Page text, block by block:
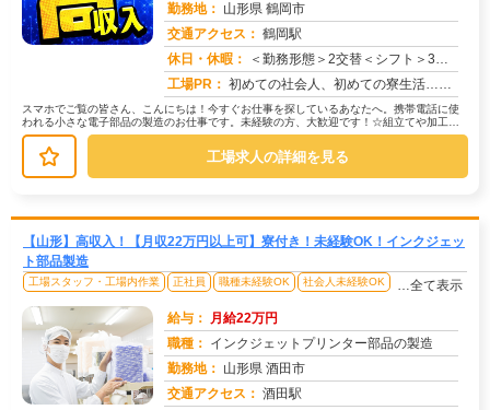
勤務地： 山形県 鶴岡市
交通アクセス： 鶴岡駅
休日・休暇：
＜勤務形態＞2交替＜シフト＞3勤3休＜休日＞カレンダー通り長期休暇年末年始
工場PR： 初めての社会人、初めての寮生活…不安は尽きないですよね？でも大丈夫！☆初期費用0円で家具付きの個室寮に入寮可能！→...
スマホでご覧の皆さん、こんにちは！今すぐお仕事を探しているあなたへ。携帯電話に使
われる小さな電子部品の製造のお仕事です。未経験の方、大歓迎です！☆組立てや加工と
いった、丁寧な作業が中心です。☆未...
工場求人の詳細を見る
【山形】高収入！【月収22万円以上可】寮付き！未経験OK！インクジェッ
ト部品製造
工場スタッフ・工場内作業 正社員 職種未経験OK 社会人未経験OK …全て表示
給与： 月給22万円
職種： インクジェットプリンター部品の製造
勤務地： 山形県 酒田市
交通アクセス： 酒田駅